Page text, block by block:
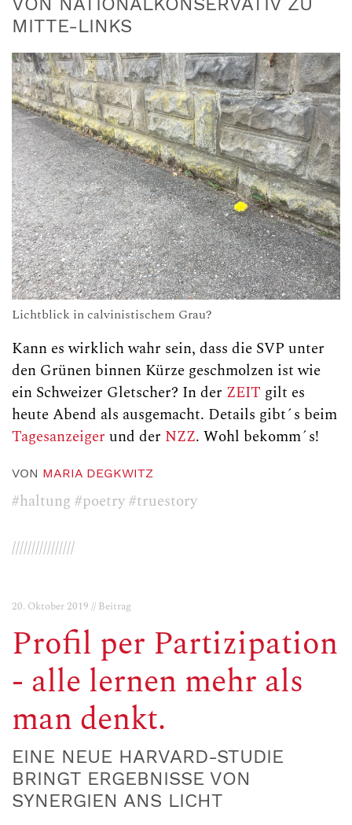
MITTE-LINKS
Lichtblick in calvinistischem Grau?
Kann es wirklich wahr sein, dass die SVP unter
den Grünen binnen Kürze geschmolzen ist wie
ein Schweizer Gletscher? In der ZEIT gilt es
heute Abend als ausgemacht. Details gibt´s beim
Tagesanzeiger und der NZZ. Wohl bekomm´s!
VON MARIA DEGKWITZ
#haltung #poetry#truestory
////////////////
20. Oktober 2019 // Beitrag
Profil per Partizipation
- alle lernen mehr als
man denkt.
EINE NEUE HARVARD-STUDIE
BRINGT ERGEBNISSE VON
SYNERGIEN ANS LICHT